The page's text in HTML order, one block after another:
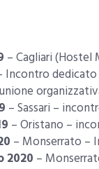
– Cagliari (Hostel
Incontro dedicato
– Sassari –
– Oristano –
– Monserrato –
2020 –